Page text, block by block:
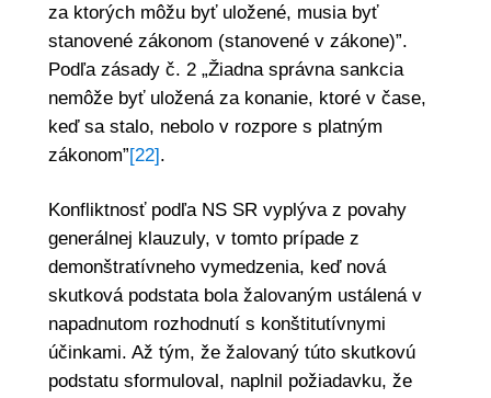
za ktorých môžu byť uložené, musia byť
stanovené zákonom (stanovené v zákone)”.
Podľa zásady č. 2 „Žiadna správna sankcia
nemôže byť uložená za konanie, ktoré v čase,
keď sa stalo, nebolo v rozpore s platným
zákonom”[22].
Konfliktnosť podľa NS SR vyplýva z povahy
generálnej klauzuly, v tomto prípade z
demonštratívneho vymedzenia, keď nová
skutková podstata bola žalovaným ustálená v
napadnutom rozhodnutí s konštitutívnymi
účinkami. Až tým, že žalovaný túto skutkovú
podstatu sformuloval, naplnil požiadavku, že